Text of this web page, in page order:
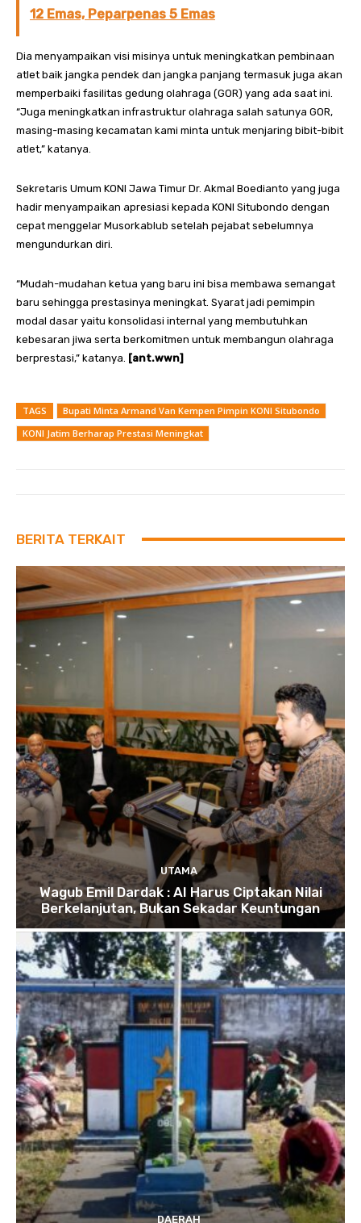
12 Emas, Peparpenas 5 Emas
Dia menyampaikan visi misinya untuk meningkatkan pembinaan
atlet baik jangka pendek dan jangka panjang termasuk juga akan
memperbaiki fasilitas gedung olahraga (GOR) yang ada saat ini.
“Juga meningkatkan infrastruktur olahraga salah satunya GOR,
masing-masing kecamatan kami minta untuk menjaring bibit-bibit
atlet,” katanya.
Sekretaris Umum KONI Jawa Timur Dr. Akmal Boedianto yang juga
hadir menyampaikan apresiasi kepada KONI Situbondo dengan
cepat menggelar Musorkablub setelah pejabat sebelumnya
mengundurkan diri.
“Mudah-mudahan ketua yang baru ini bisa membawa semangat
baru sehingga prestasinya meningkat. Syarat jadi pemimpin
modal dasar yaitu konsolidasi internal yang membutuhkan
kebesaran jiwa serta berkomitmen untuk membangun olahraga
berprestasi,” katanya.
[ant.wwn]
TAGS
Bupati Minta Armand Van Kempen Pimpin KONI Situbondo
KONI Jatim Berharap Prestasi Meningkat
BERITA TERKAIT
UTAMA
Wagub Emil Dardak : AI Harus Ciptakan Nilai
Berkelanjutan, Bukan Sekadar Keuntungan
DAERAH